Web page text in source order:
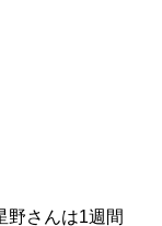
野さんは1週間